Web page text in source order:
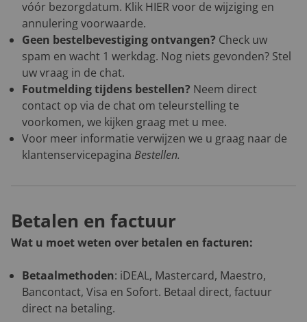
vóór bezorgdatum. Klik HIERvoor de wijziging en
annulering voorwaarde.
Geen bestelbevestiging ontvangen? Check uw
spam en wacht 1 werkdag. Nog niets gevonden? Stel
uw vraag in de chat.
Foutmelding tijdens bestellen? Neem direct
contact op via de chat om teleurstelling te
voorkomen, we kijken graag met u mee.
Voor meer informatie verwijzen we u graag naar de
klantenservicepagina Bestellen.
Betalen en factuur
Wat u moet weten over betalen en facturen:
Betaalmethoden: iDEAL, Mastercard, Maestro,
Bancontact, Visa en Sofort. Betaal direct, factuur
direct na betaling.